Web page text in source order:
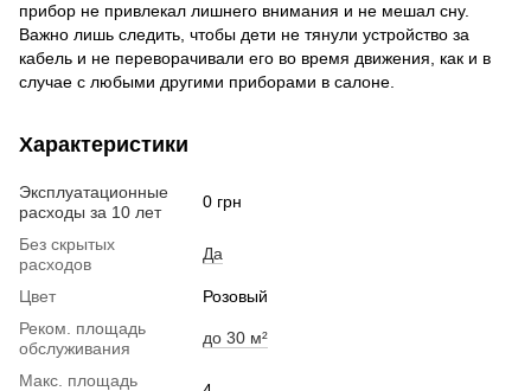
прибор не привлекал лишнего внимания и не мешал сну.
Важно лишь следить, чтобы дети не тянули устройство за
кабель и не переворачивали его во время движения, как и в
случае с любыми другими приборами в салоне.
Характеристики
Эксплуатационные
расходы за 10 лет
0 грн
Без скрытых
расходов
Да
Цвет
Розовый
Реком. площадь
обслуживания
до 30 м²
Макс. площадь